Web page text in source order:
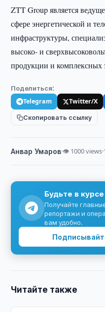
ZTT Group является
сфере энергетической и
инфраструктуры,
высоко- и
продукции и комплексных
Поделиться:
Telegram Twitter/X
Скопировать ссылку
Анвар Умаров·👁 1000 views·
Будьте в
Получайте
репортажи и
вам удобно.
Читайте также